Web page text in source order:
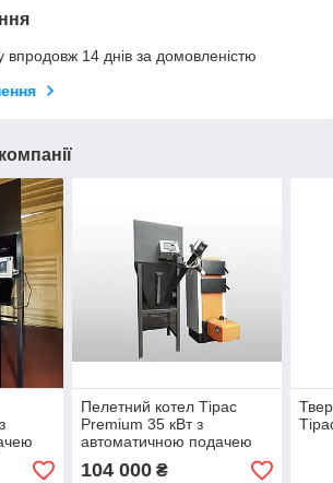
впродовж 14 днів за домовленістю
Пелетний котел Тірас
Premium 35 кВт з
автоматичною подачею
палива
104 000₴